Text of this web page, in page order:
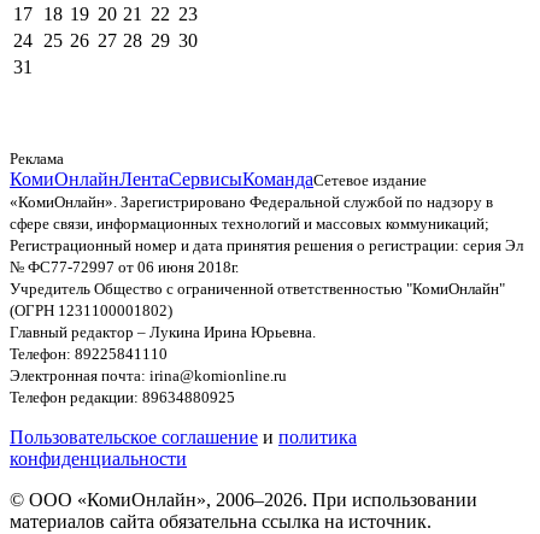
17 18 19 20 21 22 23
24 25 26 27 28 29 30
31
Реклама
КомиОнлайнЛентаСервисыКомандаСетевое издание
«КомиОнлайн». Зарегистрировано Федеральной службой по надзору в
сфере связи, информационных технологий и массовых коммуникаций;
Регистрационный номер и дата принятия решения о регистрации: серия Эл
№ ФС77-72997 от 06 июня 2018г.
Учредитель Общество с ограниченной ответственностью "КомиОнлайн"
(ОГРН 1231100001802)
Главный редактор – Лукина Ирина Юрьевна.
Телефон: 89225841110
Электронная почта: irina@komionline.ru
Телефон редакции: 89634880925
Пользовательское соглашение и политика
конфиденциальности
© ООО «КомиОнлайн», 2006–2026. При использовании
материалов сайта обязательна ссылка на источник.